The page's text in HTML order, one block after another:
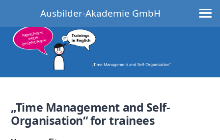
„Time Management and Self-
Organisation“ for trainees
Ausbilder-Akademie GmbH ≡